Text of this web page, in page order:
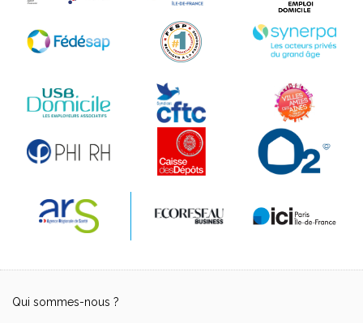
Qui sommes-nous ?